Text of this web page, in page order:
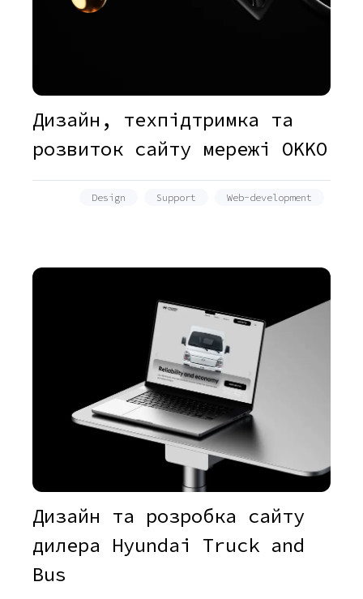
Дизайн, техпідтримка та
розвиток сайту мережі OKKO
Design Support Web-development
Дизайн та розробка сайту
дилера Hyundai Truck and
Bus